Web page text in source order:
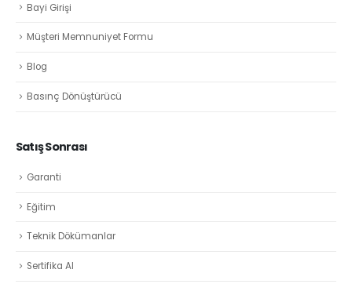
Bayi Girişi
Müşteri Memnuniyet Formu
Blog
Basınç Dönüştürücü
Satış Sonrası
Garanti
Eğitim
Teknik Dökümanlar
Sertifika Al